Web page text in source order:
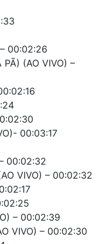
00:02:26
PÃ) (AO VIVO) –
00:03:17
00:02:32
VIVO) – 00:02:32
– 00:02:39
VIVO) – 00:02:30